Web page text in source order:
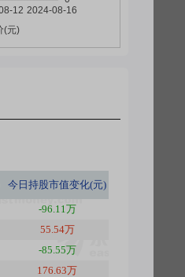
今日 持股市值变化(元)
-96.11万
55.54万
-85.55万
176.63万